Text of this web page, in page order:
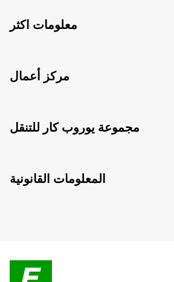
معلومات اكثر
مركز أعمال
مجموعة يوروب كار للتنقل
المعلومات القانونية